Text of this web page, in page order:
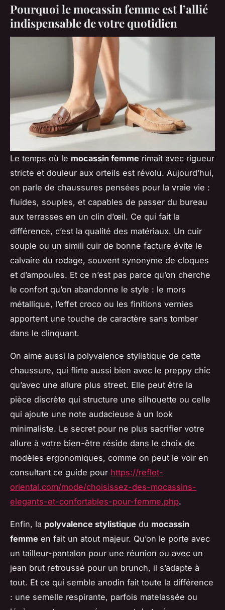
Pourquoi le mocassin femme est l’allié
indispensable de votre quotidien
Le temps où le mocassin femme rimait avec rigueur
stricte et douleur aux orteils est révolu. Aujourd’hui,
on parle de chaussures pensées pour la vraie vie :
fluides, souples, et capables de passer du bureau
aux terrasses en un clin d’œil. Ce qui fait la
différence, c’est la qualité des matériaux. Un cuir
souple ou un simili cuir de bonne facture évite le
calvaire du rodage, souvent synonyme de cloques
et d’ampoules. Et ce n’est pas parce qu’on cherche
le confort qu’on abandonne le style : le mors
métallique, l’effet croco ou les finitions vernies
apportent une touche de caractère sans tomber
dans le clinquant.
On aime aussi la polyvalence stylistique de cette
chaussure, qui flirte aussi bien avec le preppy chic
qu’avec une allure plus street. Elle peut être la
pièce discrète qui structure une silhouette ou celle
qui ajoute une note audacieuse à un look
minimaliste. Le secret pour ne plus sacrifier votre
allure à votre bien-être réside dans le choix de
modèles ergonomiques, comme on peut le voir en
consultant ce guide pour https://reflet-
oriental.com/mode/choisissez-des-mocassins-
elegants-et-confortables-pour-femme.php.
Enfin, la polyvalence stylistique du mocassin
femme en fait un atout majeur. Qu’on le porte avec
un tailleur-pantalon pour une réunion ou avec un
jean brut retroussé pour un brunch, il s’adapte à
tout. Et ce qui semble anodin fait toute la différence
: une semelle respirante, parfois matelassée ou